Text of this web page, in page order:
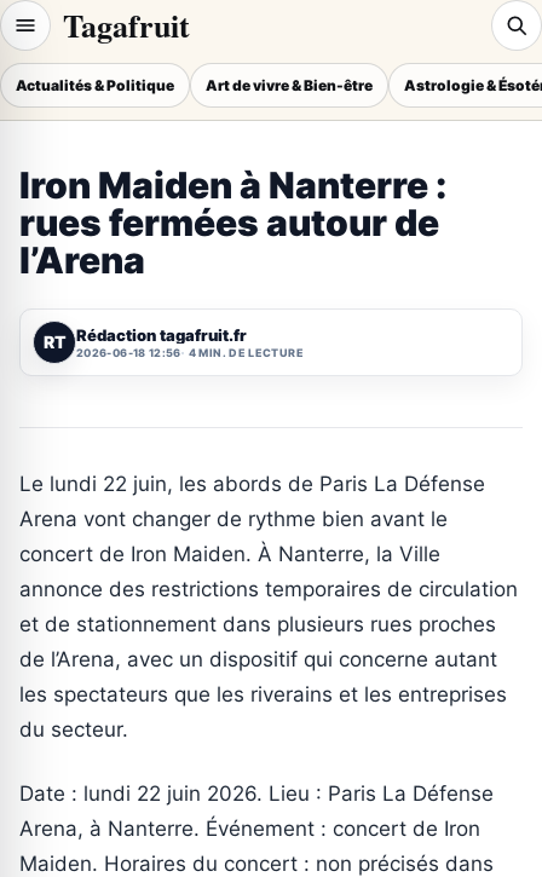
Tagafruit
Actualités & Politique Art de vivre & Bien-être Astrologie &
Iron Maiden à Nanterre :
rues fermées autour de
l’Arena
RT Rédaction tagafruit.fr
2026-06-18 12:56 4 MIN. DE LECTURE
Le lundi 22 juin, les abords de Paris La Défense
Arena vont changer de rythme bien avant le
concert de Iron Maiden. À Nanterre, la Ville
annonce des restrictions temporaires de circulation
et de stationnement dans plusieurs rues proches
de l’Arena, avec un dispositif qui concerne autant
les spectateurs que les riverains et les entreprises
du secteur.
Date : lundi 22 juin 2026. Lieu : Paris La Défense
Arena, à Nanterre. Événement : concert de Iron
Maiden. Horaires du concert : non précisés dans